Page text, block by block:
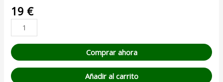
19 €
Comprar ahora
Añadir al carrito